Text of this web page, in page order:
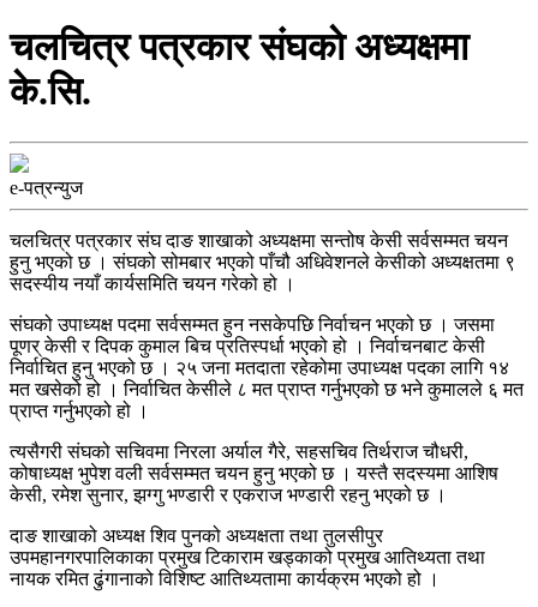
चलचित्र पत्रकार संघकाे अध्यक्षमा
के.सि.
e-पत्रन्युज
चलचित्र पत्रकार संघ दाङ शाखाको अध्यक्षमा सन्तोष केसी सर्वसम्मत चयन
हुनु भएको छ । संघको सोमबार भएको पाँचौ अधिवेशनले केसीको अध्यक्षतमा ९
सदस्यीय नयाँ कार्यसमिति चयन गरेको हो ।
संघको उपाध्यक्ष पदमा सर्वसम्मत हुन नसकेपछि निर्वाचन भएको छ । जसमा
पूणर् केसी र दिपक कुमाल बिच प्रतिस्पर्धा भएको हो । निर्वाचनबाट केसी
निर्वाचित हुनु भएको छ । २५ जना मतदाता रहेकोमा उपाध्यक्ष पदका लागि १४
मत खसेको हो । निर्वाचित केसीले ८ मत प्राप्त गर्नुभएको छ भने कुमालले ६ मत
प्राप्त गर्नुभएको हो ।
त्यसैगरी संघको सचिवमा निरला अर्याल गैरे, सहसचिव तिर्थराज चौधरी,
कोषाध्यक्ष भुपेश वली सर्वसम्मत चयन हुनु भएको छ । यस्तै सदस्यमा आशिष
केसी, रमेश सुनार, झग्गु भण्डारी र एकराज भण्डारी रहनु भएको छ ।
दाङ शाखाको अध्यक्ष शिव पुनको अध्यक्षता तथा तुलसीपुर
उपमहानगरपालिकाका प्रमुख टिकाराम खड्काको प्रमुख आतिथ्यता तथा
नायक रमित ढुंगानाको विशिष्ट आतिथ्यतामा कार्यक्रम भएको हो ।